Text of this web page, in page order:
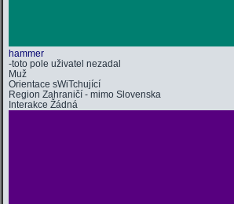
hammer
-toto pole uživatel nezadal
Muž
Orientace sWiTchující
Region Zahraničí - mimo Slovenska
Interakce Žádná